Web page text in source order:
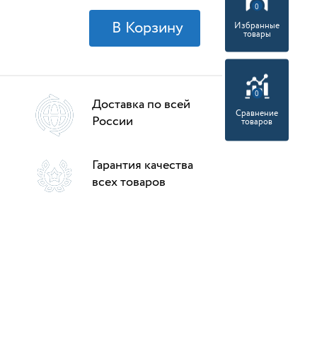
Доставка по всей
России
Гарантия качества
всех товаров
0
Избранные
товары
0
Сравнение
товаров